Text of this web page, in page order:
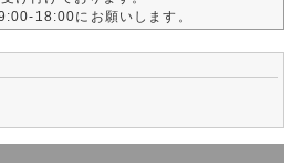
18:00にお願いします。